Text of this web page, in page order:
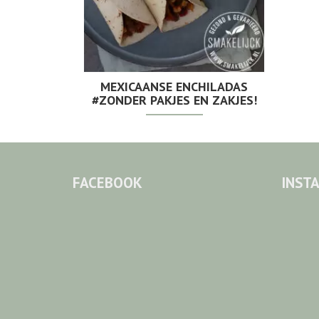
MEXICAANSE ENCHILADAS
#ZONDER PAKJES EN ZAKJES!
FACEBOOK